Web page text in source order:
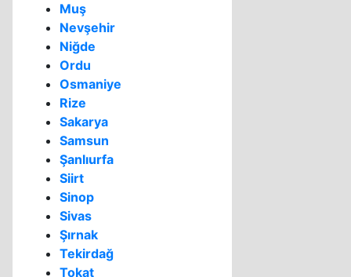
Muş
Nevşehir
Niğde
Ordu
Osmaniye
Rize
Sakarya
Samsun
Şanlıurfa
Siirt
Sinop
Sivas
Şırnak
Tekirdağ
Tokat